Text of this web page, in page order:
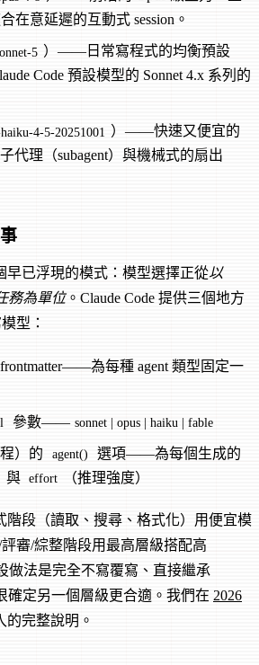
在意延遲的互動式 session。
5 ）——日常寫程式的均衡預設
Code 預設模型的 Sonnet 4.x 系列的
4-5-20251001
）——快速又便宜的
代理（subagent）與機械式的扇出
早已浮現的模式：模型選擇正從以
務為單位。Claude Code 提供三個地方
型：
frontmatter——為每種 agent 類型固定一
參數—— sonnet | opus | haiku | fable
）的 agent()
選項——為每個生成的
與 effort （推理強度）
階段（讀取、搜尋、格式化）用便宜模
審/綜整階段用最高層級搭配高
做法是完全不寫覆寫、直接繼承
確定另一個層級更合適。我們在 2026
的完整說明。